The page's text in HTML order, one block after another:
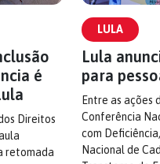
é
Direitos
retomada
LULA
Lula
para
Entre as ações
Conferência
com
Nacional de